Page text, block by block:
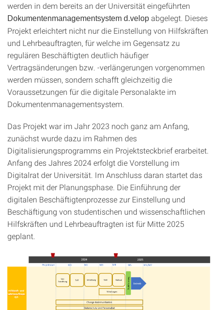
werden in dem bereits an der Universität eingeführten
Dokumentenmanagementsystem d.velop abgelegt. Dieses
Projekt erleichtert nicht nur die Einstellung von Hilfskräften
und Lehrbeauftragten, für welche im Gegensatz zu
regulären Beschäftigten deutlich häufiger
Vertragsänderungen bzw. -verlängerungen vorgenommen
werden müssen, sondern schafft gleichzeitig die
Voraussetzungen für die digitale Personalakte im
Dokumentenmanagementsystem.
Das Projekt war im Jahr 2023 noch ganz am Anfang,
zunächst wurde dazu im Rahmen des
Digitalisierungsprogramms ein Projektsteckbrief erarbeitet.
Anfang des Jahres 2024 erfolgt die Vorstellung im
Digitalrat der Universität. Im Anschluss daran startet das
Projekt mit der Planungsphase. Die Einführung der
digitalen Beschäftigtenprozesse zur Einstellung und
Beschäftigung von studentischen und wissenschaftlichen
Hilfskräften und Lehrbeauftragten ist für Mitte 2025
geplant.